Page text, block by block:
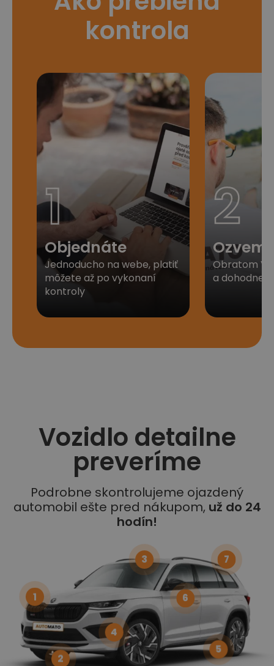
kontrola
1
Objednáte
Jednoducho na webe, platiť
môžete až po vykonaní
kontroly
2
Obratom
a
Vozidlo detailne
preveríme
Podrobne skontrolujeme ojazdený
automobil ešte pred nákupom, už do 24
hodín!
1
2
3
4
5
6
7